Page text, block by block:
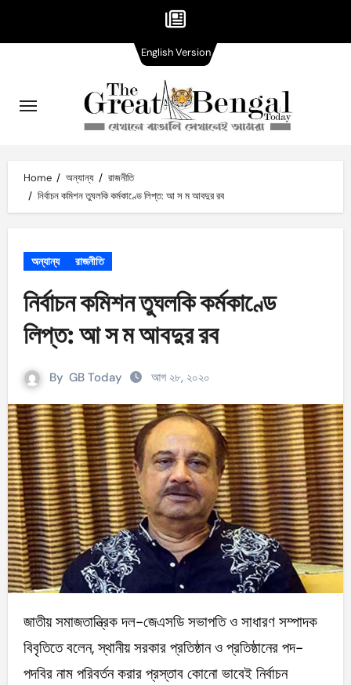
content
Home অন্যান্য
রাজনীতি
নির্বাচন কমিশন তুঘলকি কর্মকাণ্ডে লিপ্ত: আ স ম আবদুর রব
অন্যান্য রাজনীতি
নির্বাচন কমিশন তুঘলকি কর্মকাণ্ডে
লিপ্ত: আ স ম আবদুর রব
By GB Today আগ ২৮, ২০২০
জাতীয় সমাজতান্ত্রিক দল-জেএসডি সভাপতি ও সাধারণ সম্পাদক
বিবৃতিতে বলেন, স্থানীয় সরকার প্রতিষ্ঠান ও প্রতিষ্ঠানের পদ-
পদবির নাম পরিবর্তন করার প্রস্তাব কোনো ভাবেই নির্বাচন
English VersionVersion